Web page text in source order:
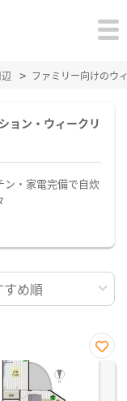
ファミリー向けのウ
ョン・ウィークリ
ン・家電完備で自炊
お気